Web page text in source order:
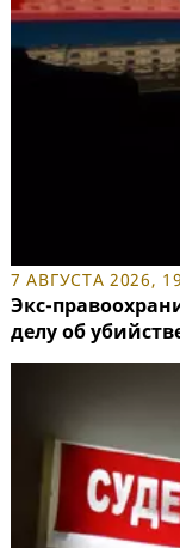
7 АВГУСТА 2026,
Экс-
делу об